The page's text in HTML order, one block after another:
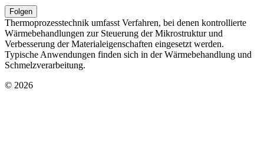
Folgen
Thermoprozesstechnik umfasst Verfahren, bei denen kontrollierte
Wärmebehandlungen zur Steuerung der Mikrostruktur und
Verbesserung der Materialeigenschaften eingesetzt werden.
Typische Anwendungen finden sich in der Wärmebehandlung und
Schmelzverarbeitung.
© 2026